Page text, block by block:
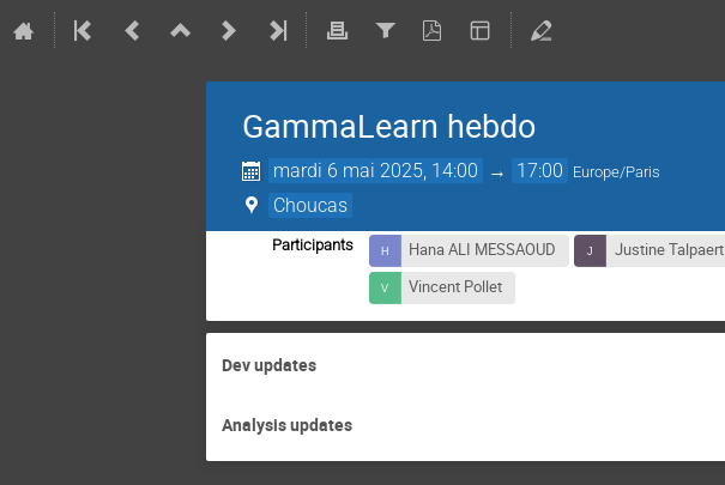
GammaLearn hebdo
mardi 6 mai 2025, 14:00 → 17:00 Europe/Paris
Choucas
Participants Hana ALI MESSAOUD Justine Talpaert
Vincent Pollet
Dev updates
Analysis updates